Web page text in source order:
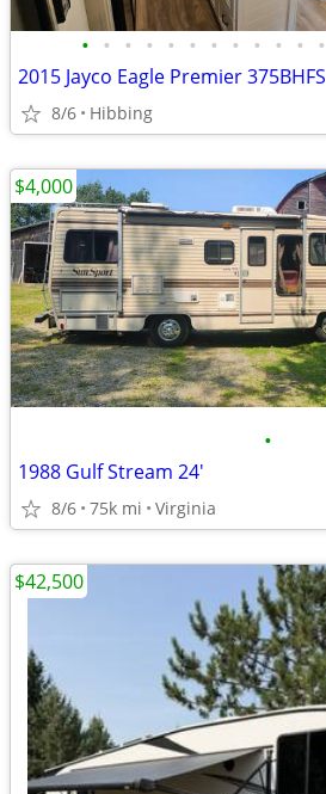
• • • • • • • • • • • •
2015 Jayco Eagle Premier 375BHFS
8/6 Hibbing
•
1988 Gulf Stream 24'
8/6 75k mi Virginia
$4,000
$42,500